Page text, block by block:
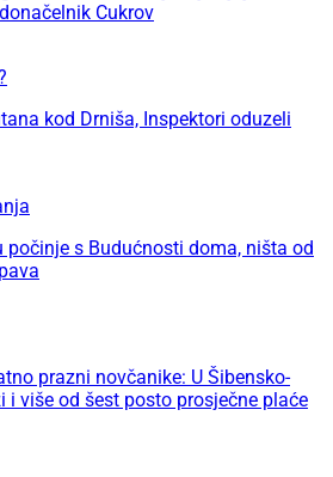
Cukrov
kod Drniša, Inspektori oduzeli
počinje s Budućnosti doma, ništa od
prazni novčanike: U Šibensko-
više od šest posto prosječne plaće